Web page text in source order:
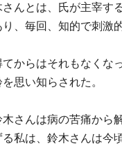
んとは、氏が主宰す
、毎回、知的で刺激
からはそれもなくな
思い知らされた。
さんは病の苦痛から
私は、鈴木さんは今